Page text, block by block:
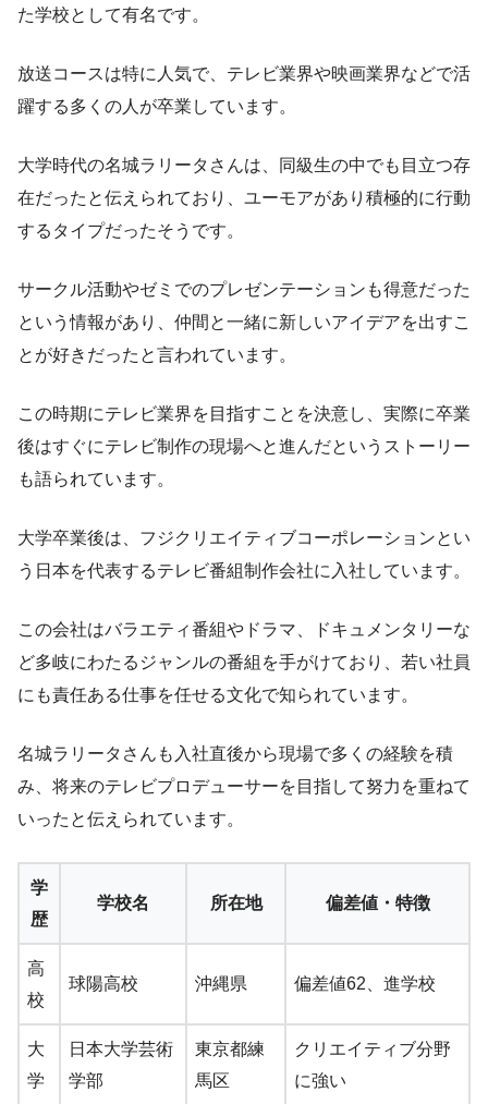
た学校として有名です。
放送コースは特に人気で、テレビ業界や映画業界などで活
躍する多くの人が卒業しています。
大学時代の名城ラリータさんは、同級生の中でも目立つ存
在だったと伝えられており、ユーモアがあり積極的に行動
するタイプだったそうです。
サークル活動やゼミでのプレゼンテーションも得意だった
という情報があり、仲間と一緒に新しいアイデアを出すこ
とが好きだったと言われています。
この時期にテレビ業界を目指すことを決意し、実際に卒業
後はすぐにテレビ制作の現場へと進んだというストーリー
も語られています。
大学卒業後は、フジクリエイティブコーポレーションとい
う日本を代表するテレビ番組制作会社に入社しています。
この会社はバラエティ番組やドラマ、ドキュメンタリーな
ど多岐にわたるジャンルの番組を手がけており、若い社員
にも責任ある仕事を任せる文化で知られています。
名城ラリータさんも入社直後から現場で多くの経験を積
み、将来のテレビプロデューサーを目指して努力を重ねて
いったと伝えられています。
学
歴
学校名 所在地 偏差値・特徴
高
校
球陽高校 沖縄県 偏差値62、進学校
大
学
日本大学芸術
学部
東京都練
馬区
クリエイティブ分野
に強い